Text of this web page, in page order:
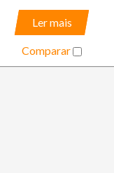
Ler mais
Comparar